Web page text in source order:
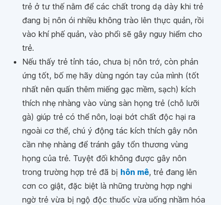
trẻ ở tư thế nằm để các chất trong dạ dày khi trẻ
đang bị nôn ói nhiều không trào lên thực quản, rồi
vào khí phế quản, vào phổi sẽ gây nguy hiểm cho
trẻ.
Nếu thấy trẻ tỉnh táo, chưa bị nôn trớ, còn phản
ứng tốt, bố mẹ hãy dùng ngón tay của mình (tốt
nhất nên quấn thêm miếng gạc mềm, sạch) kích
thích nhẹ nhàng vào vùng sàn họng trẻ (chỗ lưỡi
gà) giúp trẻ có thể nôn, loại bớt chất độc hại ra
ngoài cơ thể, chú ý động tác kích thích gây nôn
cần nhẹ nhàng để tránh gây tổn thương vùng
họng của trẻ. Tuyệt đối không được gây nôn
trong trường hợp trẻ đã bị hôn mê, trẻ đang lên
cơn co giật, đặc biệt là những trường hợp nghi
ngờ trẻ vừa bị ngộ độc thuốc vừa uống nhầm hóa